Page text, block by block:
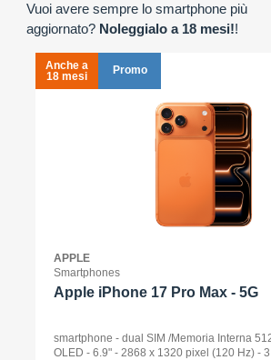
Vuoi avere sempre lo smartphone più
aggiornato? Noleggialo a 18 mesi!!
Anche a
18 mesi
Promo
APPLE
Smartphones
Apple iPhone 17 Pro Max - 5G
smartphone - dual SIM /Memoria Interna
OLED - 6.9" - 2868 x 1320 pixel (120 Hz) -